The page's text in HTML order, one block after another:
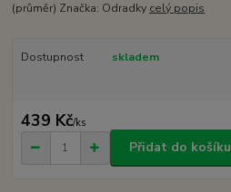
(průměr) Značka: Odradky celý popis
Dostupnost skladem
439 Kč/ks
Přidat do košíku